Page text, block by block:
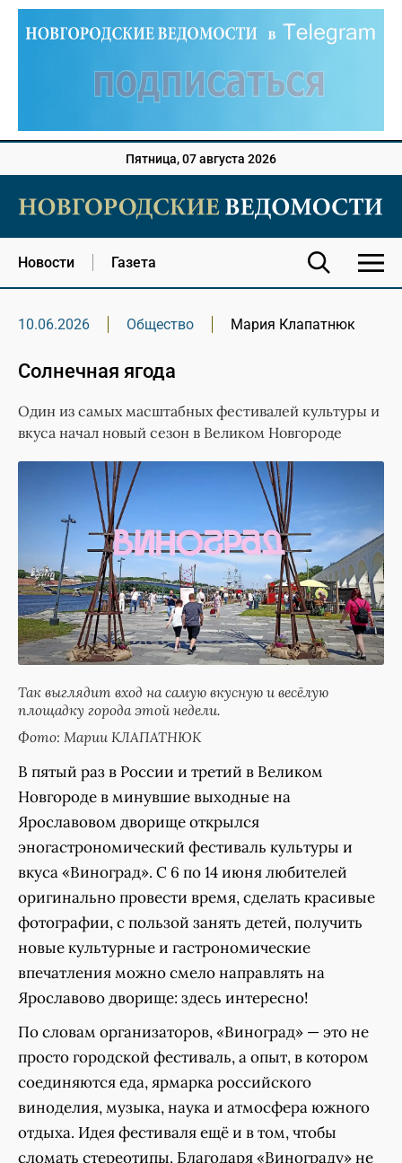
Пятница, 07 августа 2026
Новости Газета
10.06.2026 Общество Мария Клапатнюк
Солнечная ягода
Один из самых масштабных фестивалей культуры и
вкуса начал новый сезон в Великом Новгороде
Так выглядит вход на самую вкусную и весёлую
площадку города этой недели.
Фото: Марии КЛАПАТНЮК
В пятый раз в России и третий в Великом
Новгороде в минувшие выходные на
Ярославовом дворище открылся
эногастрономический фестиваль культуры и
вкуса «Виноград». С 6 по 14 июня любителей
оригинально провести время, сделать красивые
фотографии, с пользой занять детей, получить
новые культурные и гастрономические
впечатления можно смело направлять на
Ярославово дворище: здесь интересно!
По словам организаторов, «Виноград» — это не
просто городской фестиваль, а опыт, в котором
соединяются еда, ярмарка российского
виноделия, музыка, наука и атмосфера южного
отдыха. Идея фестиваля ещё и в том, чтобы
сломать стереотипы. Благодаря «Винограду» не